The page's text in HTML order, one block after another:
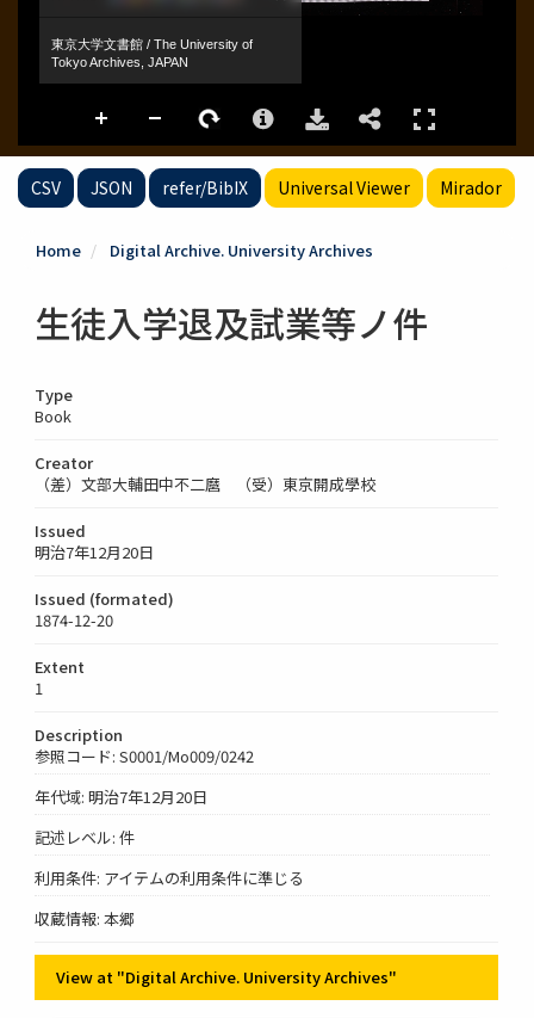
CSV JSON refer/BibIX Universal Viewer Mirador
Home Digital Archive. University Archives
生徒入学退及試業等ノ件
Type
Book
Creator
（差）文部大輔田中不二麿 （受）東京開成學校
Issued
明治7年12月20日
Issued (formated)
1874-12-20
Extent
1
Description
参照コード: S0001/Mo009/0242
年代域: 明治7年12月20日
記述レベル: 件
利用条件: アイテムの利用条件に準じる
収蔵情報: 本郷
View at "Digital Archive. University Archives"